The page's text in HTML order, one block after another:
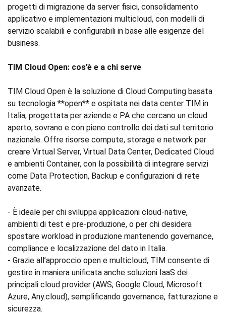
progetti di migrazione da server fisici, consolidamento
applicativo e implementazioni multicloud, con modelli di
servizio scalabili e configurabili in base alle esigenze del
business.
TIM Cloud Open: cos’è e a chi serve
TIM Cloud Open è la soluzione di Cloud Computing basata
su tecnologia **open** e ospitata nei data center TIM in
Italia, progettata per aziende e PA che cercano un cloud
aperto, sovrano e con pieno controllo dei dati sul territorio
nazionale. Offre risorse compute, storage e network per
creare Virtual Server, Virtual Data Center, Dedicated Cloud
e ambienti Container, con la possibilità di integrare servizi
come Data Protection, Backup e configurazioni di rete
avanzate.
- È ideale per chi sviluppa applicazioni cloud‑native,
ambienti di test e pre‑produzione, o per chi desidera
spostare workload in produzione mantenendo governance,
compliance e localizzazione del dato in Italia.
- Grazie all’approccio open e multicloud, TIM consente di
gestire in maniera unificata anche soluzioni IaaS dei
principali cloud provider (AWS, Google Cloud, Microsoft
Azure, Any.cloud), semplificando governance, fatturazione e
sicurezza.